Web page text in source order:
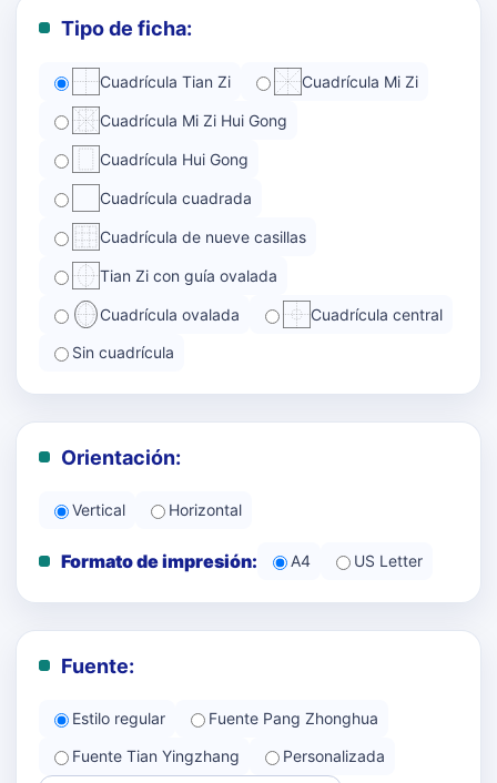
Tipo de ficha:
Cuadrícula Tian Zi Cuadrícula Mi Zi
Cuadrícula Mi Zi Hui Gong
Cuadrícula Hui Gong
Cuadrícula cuadrada
Cuadrícula de nueve casillas
Tian Zi con guía ovalada
Cuadrícula ovalada Cuadrícula central
Sin cuadrícula
Orientación:
Vertical Horizontal
Formato de impresión: A4 US Letter
Fuente:
Estilo regular
Fuente Pang Zhonghua
Fuente Tian Yingzhang
Personalizada